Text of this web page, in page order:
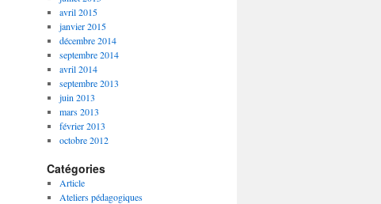
avril 2015
janvier 2015
décembre 2014
septembre 2014
avril 2014
septembre 2013
juin 2013
mars 2013
février 2013
octobre 2012
Catégories
Article
Ateliers pédagogiques